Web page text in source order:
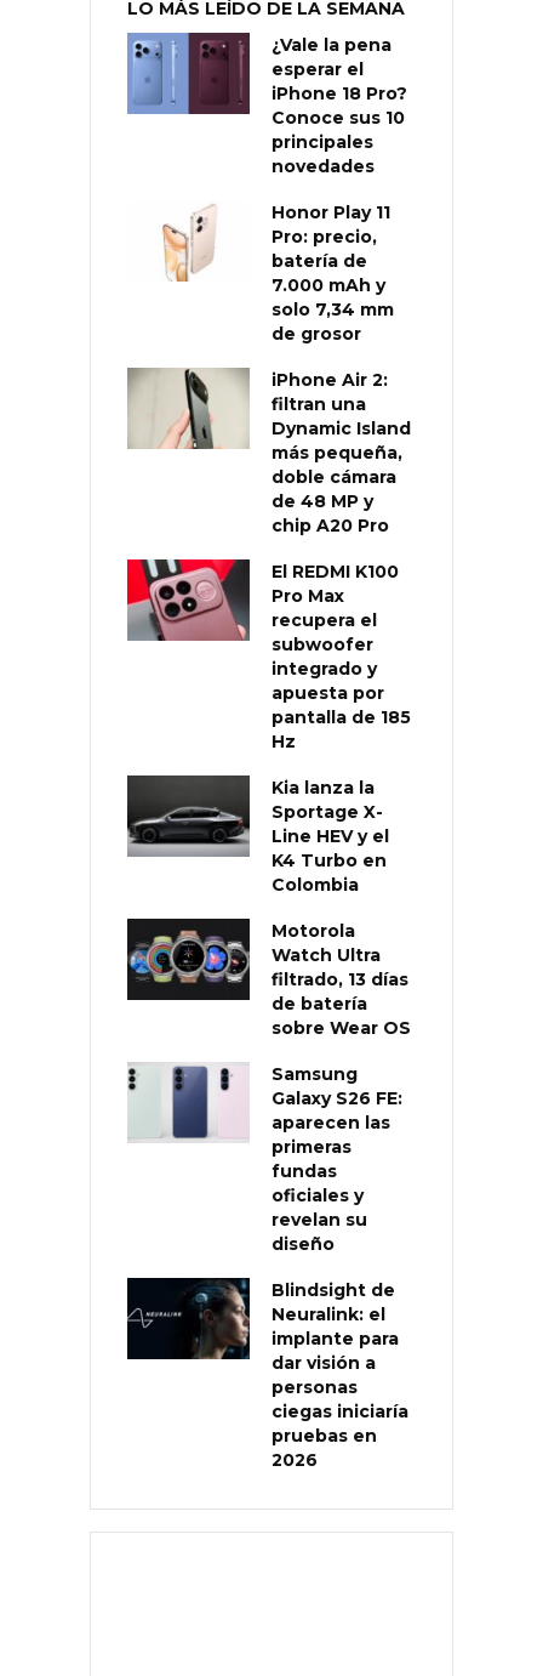
LO MÁS LEÍDO DE LA SEMANA
¿Vale la pena
esperar el
iPhone 18 Pro?
Conoce sus 10
principales
novedades
Honor Play 11
Pro: precio,
batería de
7.000 mAh y
solo 7,34 mm
de grosor
iPhone Air 2:
filtran una
Dynamic Island
más pequeña,
doble cámara
de 48 MP y
chip A20 Pro
El REDMI K100
Pro Max
recupera el
subwoofer
integrado y
apuesta por
pantalla de 185
Hz
Kia lanza la
Sportage X-
Line HEV y el
K4 Turbo en
Colombia
Motorola
Watch Ultra
filtrado, 13 días
de batería
sobre Wear OS
Samsung
Galaxy S26 FE:
aparecen las
primeras
fundas
oficiales y
revelan su
diseño
Blindsight de
Neuralink: el
implante para
dar visión a
personas
ciegas iniciaría
pruebas en
2026